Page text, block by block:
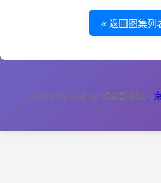
« 返回图集列
© 2026 My Gallery. 请尊重版权。